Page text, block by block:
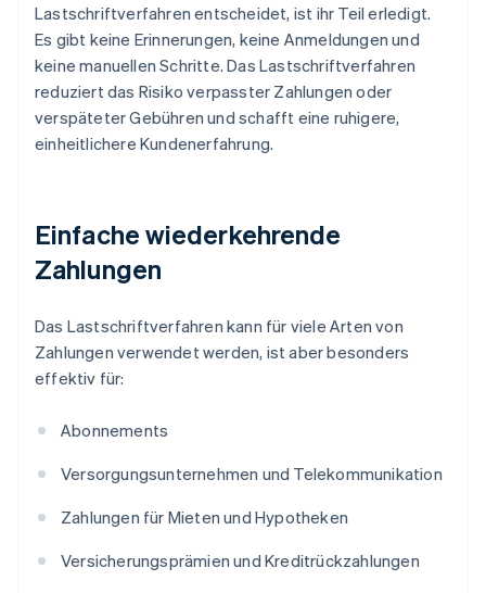
Lastschriftverfahren entscheidet, ist ihr Teil erledigt.
Es gibt keine Erinnerungen, keine Anmeldungen und
keine manuellen Schritte. Das Lastschriftverfahren
reduziert das Risiko verpasster Zahlungen oder
verspäteter Gebühren und schafft eine ruhigere,
einheitlichere Kundenerfahrung.
Einfache wiederkehrende
Zahlungen
Das Lastschriftverfahren kann für viele Arten von
Zahlungen verwendet werden, ist aber besonders
effektiv für:
Abonnements
Versorgungsunternehmen und Telekommunikation
Zahlungen für Mieten und Hypotheken
Versicherungsprämien und Kreditrückzahlungen